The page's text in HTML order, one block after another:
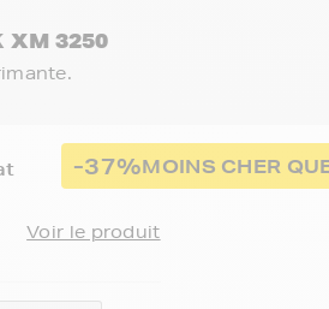
3250
-37%MOINS CHER
Voir le produit